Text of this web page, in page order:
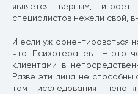
является верным,
специалистов нежели свой,
И если уж ориентироваться
что. Психотерапевт – это
клиентами в
Разве эти лица не способны
там исследования